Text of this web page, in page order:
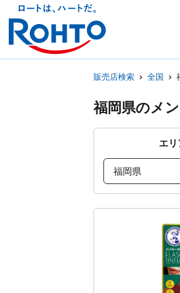
販売店検索 全国
福岡県のメ
エリ
福岡県